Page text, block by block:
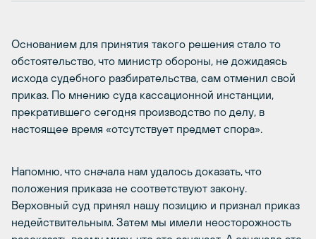
Основанием для принятия такого решения стало то
обстоятельство, что министр обороны, не дожидаясь
исхода судебного разбирательства, сам отменил свой
приказ. По мнению суда кассационной инстанции,
прекратившего сегодня производство по делу, в
настоящее время «отсутствует предмет спора».
Напомню, что сначала нам удалось доказать, что
положения приказа не соответствуют закону.
Верховный суд принял нашу позицию и признал приказ
недействительным. Затем мы имели неосторожность